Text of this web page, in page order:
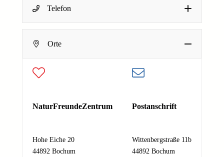
E
-
M
l
d
r
E-Mail-Adresse
Absenden
Telefon
Orte
NaturFreundeZentrum
Hohe Eiche 20
44892 Bochum
Postanschrift
Wittenbergstraße 11b
44892 Bochum